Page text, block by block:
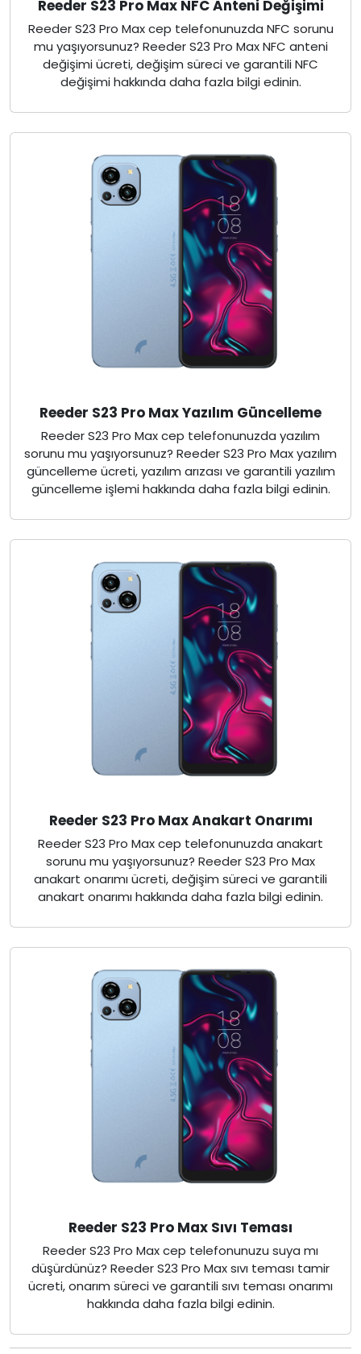
Reeder S23 Pro Max NFC Anteni Değişimi
Reeder S23 Pro Max cep telefonunuzda NFC sorunu
mu yaşıyorsunuz? Reeder S23 Pro Max NFC anteni
değişimi ücreti, değişim süreci ve garantili NFC
değişimi hakkında daha fazla bilgi edinin.
Reeder S23 Pro Max Yazılım Güncelleme
Reeder S23 Pro Max cep telefonunuzda yazılım
sorunu mu yaşıyorsunuz? Reeder S23 Pro Max yazılım
güncelleme ücreti, yazılım arızası ve garantili yazılım
güncelleme işlemi hakkında daha fazla bilgi edinin.
Reeder S23 Pro Max Anakart Onarımı
Reeder S23 Pro Max cep telefonunuzda anakart
sorunu mu yaşıyorsunuz? Reeder S23 Pro Max
anakart onarımı ücreti, değişim süreci ve garantili
anakart onarımı hakkında daha fazla bilgi edinin.
Reeder S23 Pro Max Sıvı Teması
Reeder S23 Pro Max cep telefonunuzu suya mı
düşürdünüz? Reeder S23 Pro Max sıvı teması tamir
ücreti, onarım süreci ve garantili sıvı teması onarımı
hakkında daha fazla bilgi edinin.